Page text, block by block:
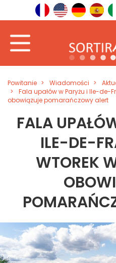
Powitanie Wiadomości
Fala upałów w Paryżu i Ile-de-
obowiązuje pomarańczowy alert
FALA
ILE-DE-
WTOREK